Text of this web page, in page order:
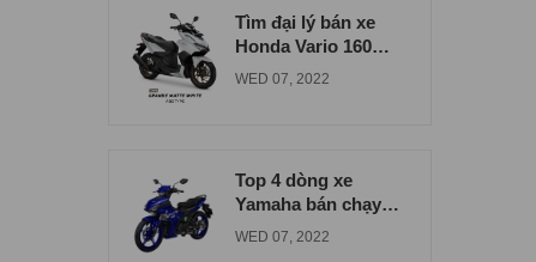
Tìm đại lý bán xe
Honda Vario 160
đúng giá tại Bình
WED 07, 2022
Top 4 dòng xe
Yamaha bán chạy
nhất tại xe máy Nam
WED 07, 2022